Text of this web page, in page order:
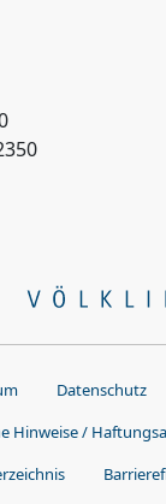
Datenschutz
Hinweise /